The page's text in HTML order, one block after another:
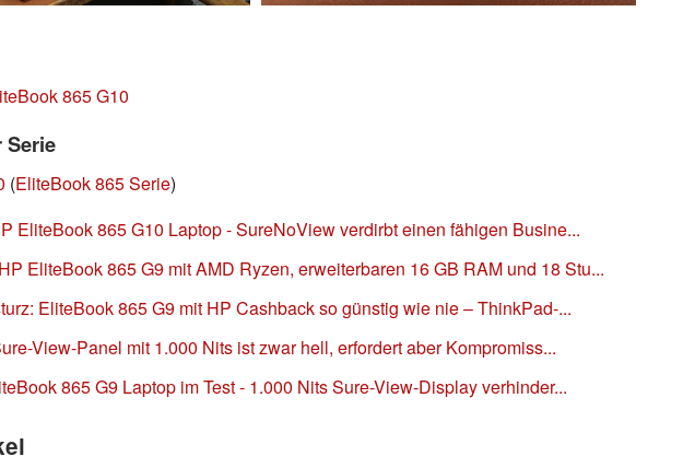
865 G10
Serie
(EliteBook 865 Serie)
EliteBook 865 G10 Laptop - SureNoView verdirbt einen fähigen Busine...
EliteBook 865 G9 mit AMD Ryzen, erweiterbaren 16 GB RAM und 18 Stu...
EliteBook 865 G9 mit HP Cashback so günstig wie nie – ThinkPad-...
View-Panel mit 1.000 Nits ist zwar hell, erfordert aber Kompromiss...
865 G9 Laptop im Test - 1.000 Nits Sure-View-Display verhinder...